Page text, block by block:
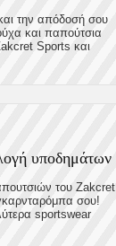
την απόδοσή σου
και παπούτσια
Sports και
υποδημάτων
του Zakcret
σου!
sportswear